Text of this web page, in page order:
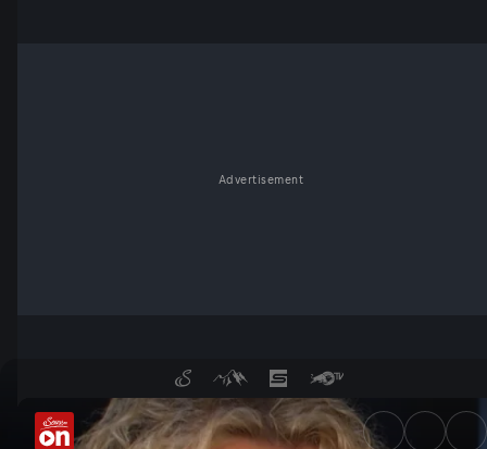
Advertisement
Teurer Frieden für Europa? -